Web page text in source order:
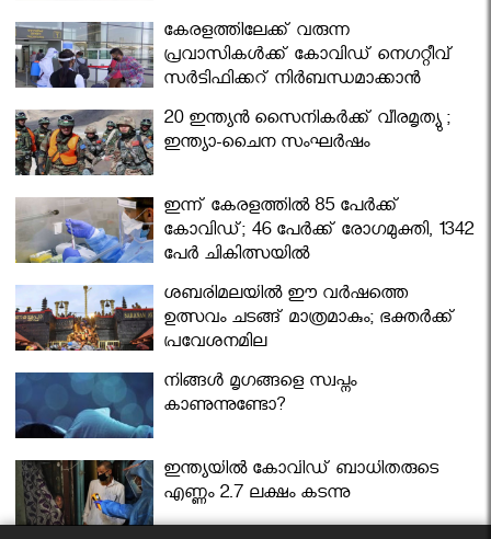
കേരളത്തിലേക്ക് വരുന്ന
പ്രവാസികള്‍ക്ക് കോവിഡ് നെഗറ്റീവ്
സര്‍ട്ടിഫിക്കറ്റ് നിർബന്ധമാക്കാൻ
മന്ത്രിസഭ
20 ഇന്ത്യൻ സൈനികർക്ക് വീരമൃത്യു ;
ഇന്ത്യാ-ചൈന സംഘർഷം
ഇന്ന് കേരളത്തിൽ 85 പേർക്ക്
കോവിഡ്; 46 പേർക്ക് രോഗമുക്തി, 1342
പേർ ചികിത്സയിൽ
ശബരിമലയില്‍ ഈ വർഷത്തെ
ഉത്സവം ചടങ്ങ് മാത്രമാകും; ഭക്തർക്ക്
പ്രവേശനമില്ല
നിങ്ങള്‍ മൃഗങ്ങളെ സ്വപ്നം
കാണുന്നുണ്ടോ?
ഇന്ത്യയിൽ കോവിഡ് ബാധിതരുടെ
എണ്ണം 2.7 ലക്ഷം കടന്നു